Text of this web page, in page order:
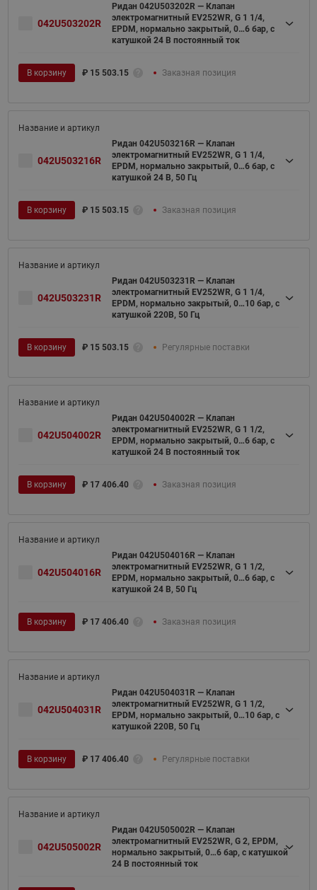
042U503202R
Ридан 042U503202R — Клапан
электромагнитный EV252WR, G 1 1/4,
EPDM, нормально закрытый, 0…6 бар, с
катушкой 24 В постоянный ток
В корзину ₽ 15 503.15 Заказная позиция
042U503216R
Ридан 042U503216R — Клапан
электромагнитный EV252WR, G 1 1/4,
EPDM, нормально закрытый, 0…6 бар, с
катушкой 24 В, 50 Гц
В корзину ₽ 15 503.15 Заказная позиция
042U503231R
Ридан 042U503231R — Клапан
электромагнитный EV252WR, G 1 1/4,
EPDM, нормально закрытый, 0…10 бар, с
катушкой 220В, 50 Гц
В корзину ₽ 15 503.15 Регулярные поставки
042U504002R
Ридан 042U504002R — Клапан
электромагнитный EV252WR, G 1 1/2,
EPDM, нормально закрытый, 0…6 бар, с
катушкой 24 В постоянный ток
В корзину ₽ 17 406.40 Заказная позиция
042U504016R
Ридан 042U504016R — Клапан
электромагнитный EV252WR, G 1 1/2,
EPDM, нормально закрытый, 0…6 бар, с
катушкой 24 В, 50 Гц
В корзину ₽ 17 406.40 Заказная позиция
042U504031R
Ридан 042U504031R — Клапан
электромагнитный EV252WR, G 1 1/2,
EPDM, нормально закрытый, 0…10 бар, с
катушкой 220В, 50 Гц
В корзину ₽ 17 406.40 Регулярные поставки
042U505002R
Ридан 042U505002R — Клапан
электромагнитный EV252WR, G 2, EPDM,
нормально закрытый, 0…6 бар, с катушкой
24 В постоянный ток